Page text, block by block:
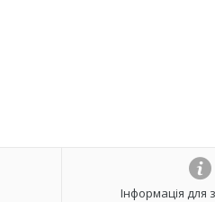
Інформація для